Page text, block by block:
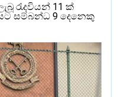
රැදවියන් 11 ක්
සම්බන්ධ 9 දෙනෙකු